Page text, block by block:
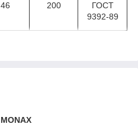
46 200
ГОСТ
9392-89
MONAX